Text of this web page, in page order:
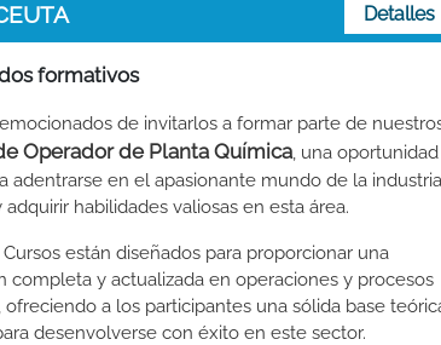
Detalles
formativos
de invitarlos a formar parte de
Operador de Planta Química, una oportunidad
adentrarse en el apasionante mundo de la industria
adquirir habilidades valiosas en esta área.
están diseñados para proporcionar una
completa y actualizada en operaciones y procesos
ofreciendo a los participantes una sólida base
desenvolverse con éxito en este sector.